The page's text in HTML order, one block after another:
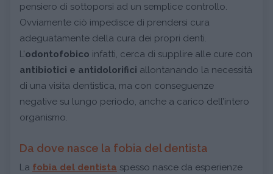
pensiero di sottoporsi ad un semplice controllo.
Ovviamente ciò impedisce di prendersi cura
adeguatamente della cura dei propri denti.
L’odontofobico infatti, cerca di supplire alle cure con
antibiotici e antidolorifici allontanando la necessità
di una visita dentistica, ma con conseguenze
negative su lungo periodo, anche a carico dell’intero
organismo.
Da dove nasce la fobia del dentista
La fobia del dentista spesso nasce da esperienze